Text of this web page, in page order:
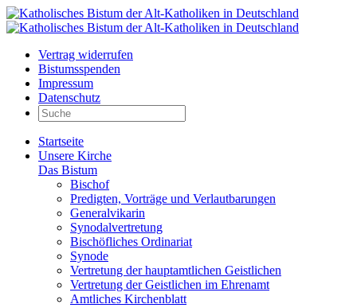
Vertrag widerrufen
Bistumsspenden
Impressum
Datenschutz
Startseite
Unsere Kirche
Das Bistum
Bischof
Predigten, Vorträge und Verlautbarungen
Generalvikarin
Synodalvertretung
Bischöfliches Ordinariat
Synode
Vertretung der hauptamtlichen Geistlichen
Vertretung der Geistlichen im Ehrenamt
Amtliches Kirchenblatt